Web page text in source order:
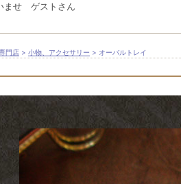
ませ ゲストさん
門店 > 小物、アクセサリー > オーバルトレイ